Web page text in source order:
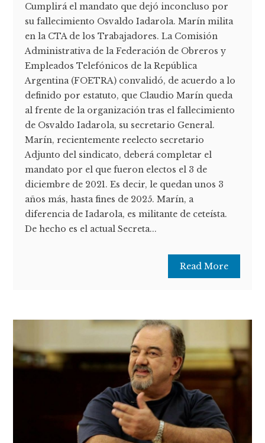
Cumplirá el mandato que dejó inconcluso por
su fallecimiento Osvaldo Iadarola. Marín milita
en la CTA de los Trabajadores. La Comisión
Administrativa de la Federación de Obreros y
Empleados Telefónicos de la República
Argentina (FOETRA) convalidó, de acuerdo a lo
definido por estatuto, que Claudio Marín queda
al frente de la organización tras el fallecimiento
de Osvaldo Iadarola, su secretario General.
Marín, recientemente reelecto secretario
Adjunto del sindicato, deberá completar el
mandato por el que fueron electos el 3 de
diciembre de 2021. Es decir, le quedan unos 3
años más, hasta fines de 2025. Marín, a
diferencia de Iadarola, es militante de ceteísta.
De hecho es el actual Secreta...
Read More